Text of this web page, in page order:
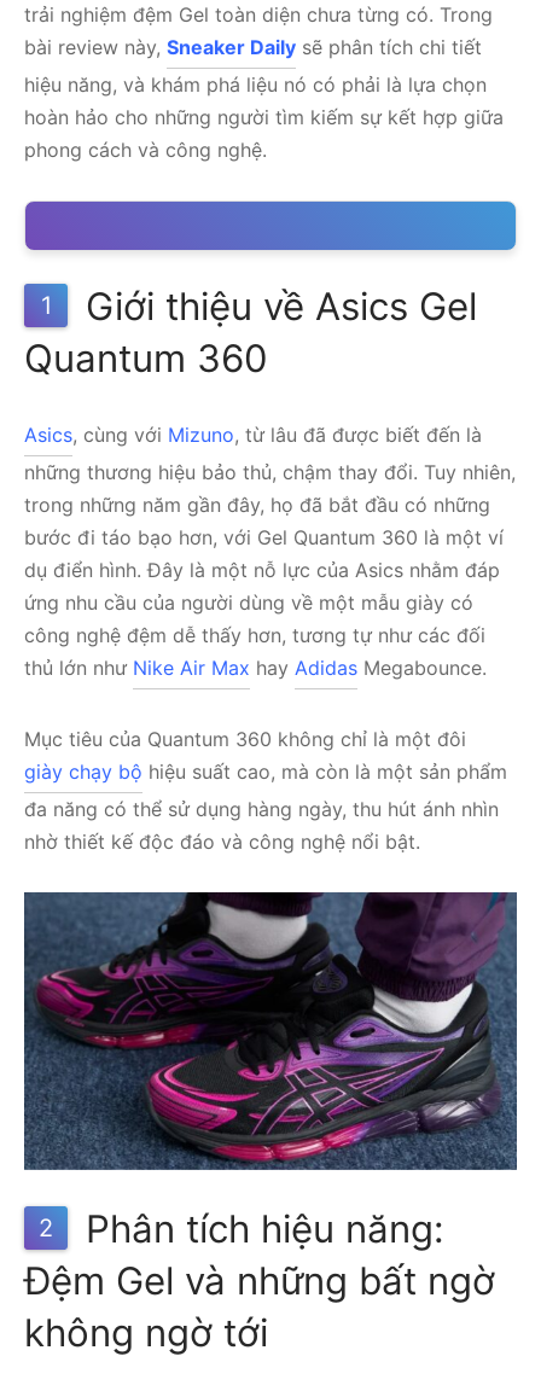
trải nghiệm đệm Gel toàn diện chưa từng có. Trong
bài review này, Sneaker Daily sẽ phân tích chi tiết
hiệu năng, và khám phá liệu nó có phải là lựa chọn
hoàn hảo cho những người tìm kiếm sự kết hợp giữa
phong cách và công nghệ.
1
Giới thiệu về Asics Gel
Quantum 360
Asics, cùng với Mizuno, từ lâu đã được biết đến là
những thương hiệu bảo thủ, chậm thay đổi. Tuy nhiên,
trong những năm gần đây, họ đã bắt đầu có những
bước đi táo bạo hơn, với Gel Quantum 360 là một ví
dụ điển hình. Đây là một nỗ lực của Asics nhằm đáp
ứng nhu cầu của người dùng về một mẫu giày có
công nghệ đệm dễ thấy hơn, tương tự như các đối
thủ lớn như Nike Air Max hay Adidas Megabounce.
Mục tiêu của Quantum 360 không chỉ là một đôi
giày chạy bộ hiệu suất cao, mà còn là một sản phẩm
đa năng có thể sử dụng hàng ngày, thu hút ánh nhìn
nhờ thiết kế độc đáo và công nghệ nổi bật.
2
Phân tích hiệu năng:
Đệm Gel và những bất ngờ
không ngờ tới